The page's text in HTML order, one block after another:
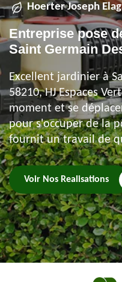
Hoerter Joseph
Entreprise pose
Saint Germain
Excellent jardinier à
58210, HJ Espaces
moment et se
pour s'occuper de la
fournit un travail de
Voir Nos Realisations